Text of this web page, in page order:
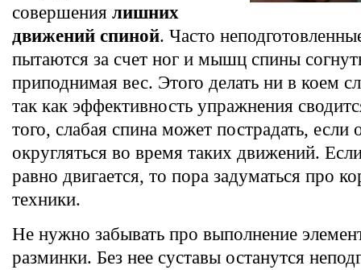
совершения лишних
движений спиной. Часто
пытаются за счет ног и мышц спины
приподнимая вес. Этого делать ни в коем
так как эффективность упражнения
того, слабая спина может пострадать, если
округляться во время таких движений.
равно двигается, то пора задуматься про
техники.
Не нужно забывать про выполнение
разминки. Без нее суставы останутся